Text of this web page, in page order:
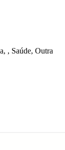
, Saúde, Outra